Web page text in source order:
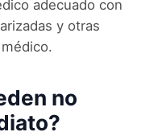
adecuado con
y otras
no